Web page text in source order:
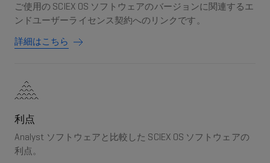
ご使用の SCIEX OS ソフトウェアのバージョンに関連するエ
ンドユーザーライセンス契約へのリンクです。
詳細はこちら
利点
Analyst ソフトウェアと比較した SCIEX OS ソフトウェアの
利点。